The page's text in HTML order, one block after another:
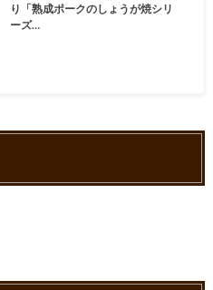
り「熟成ポークのしょうが焼シリ
ーズ…